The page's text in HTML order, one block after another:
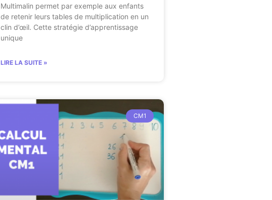
Multimalin permet par exemple aux enfants
de retenir leurs tables de multiplication en un
clin d’œil. Cette stratégie d’apprentissage
unique
LIRE LA SUITE »
CM1